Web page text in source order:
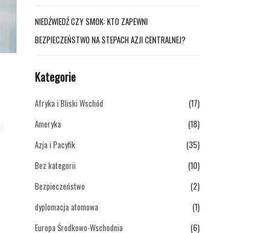
NIEDŹWIEDŹ CZY SMOK: KTO ZAPEWNI
BEZPIECZEŃSTWO NA STEPACH AZJI CENTRALNEJ?
Kategorie
Afryka i Bliski Wschód
(17)
Ameryka
(18)
Azja i Pacyfik
(35)
Bez kategorii
(10)
Bezpieczeństwo
(2)
dyplomacja atomowa
(1)
Europa Środkowo-Wschodnia
(6)